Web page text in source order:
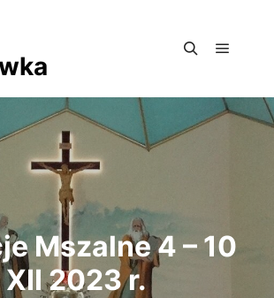
Mszalne 4 – 10
XII 2023 r.